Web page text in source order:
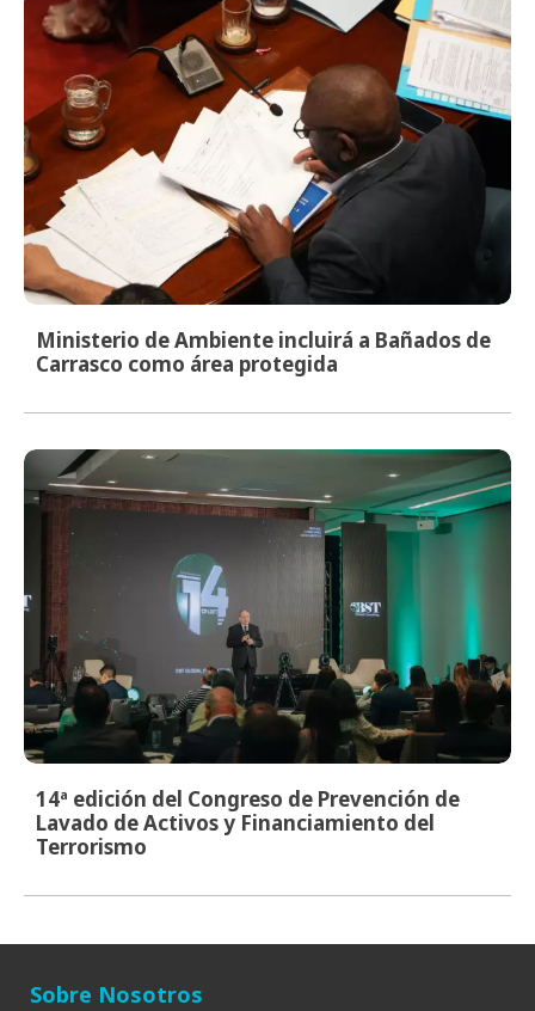
Ministerio de Ambiente incluirá a Bañados de
Carrasco como área protegida
14ª edición del Congreso de Prevención de
Lavado de Activos y Financiamiento del
Terrorismo
Sobre Nosotros